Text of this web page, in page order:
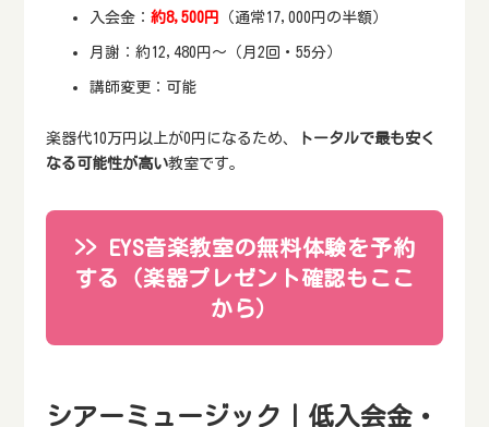
入会金：約8,500円 （通常17,000円の半額）
月謝：約12,480円～（月2回・55分）
講師変更：可能
楽器代10万円以上が0円になるため、
トータルで最も安く
なる可能性が高い教室です。
>> EYS音楽教室の無料体験を予約
する（楽器プレゼント確認もここ
から）
シアーミュージック｜低入会金・